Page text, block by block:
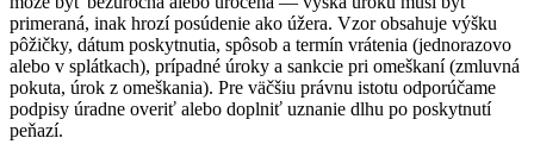
primeraná, inak hrozí posúdenie ako úžera. Vzor obsahuje výšku
pôžičky, dátum poskytnutia, spôsob a termín vrátenia (jednorazovo
alebo v splátkach), prípadné úroky a sankcie pri omeškaní (zmluvná
pokuta, úrok z omeškania). Pre väčšiu právnu istotu odporúčame
podpisy úradne overiť alebo doplniť uznanie dlhu po poskytnutí
peňazí.